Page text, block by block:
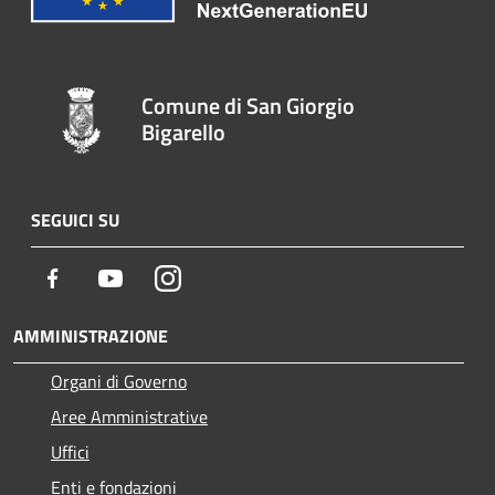
Comune di San Giorgio
Bigarello
SEGUICI SU
Facebook YoutubeInstagram
AMMINISTRAZIONE
Organi di Governo
Aree Amministrative
Uffici
Enti e fondazioni